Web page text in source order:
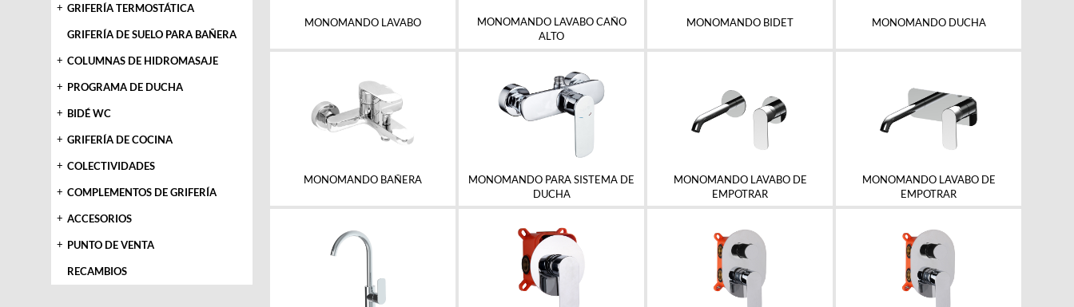
+ GRIFERÍA TERMOSTÁTICA
GRIFERÍA DE SUELO PARA BAÑERA
+ COLUMNAS DE HIDROMASAJE
+ PROGRAMA DE DUCHA
+ BIDÉ WC
+ GRIFERÍA DE COCINA
+ COLECTIVIDADES
+ COMPLEMENTOS DE GRIFERÍA
+ ACCESORIOS
+ PUNTO DE VENTA
RECAMBIOS
MONOMANDO LAVABO
MONOMANDO LAVABO CAÑO
ALTO
MONOMANDO BIDET MONOMANDO DUCHA
MONOMANDO BAÑERA
MONOMANDO PARA SISTEMA DE
DUCHA
MONOMANDO LAVABO DE
EMPOTRAR
MONOMANDO LAVABO DE
EMPOTRAR